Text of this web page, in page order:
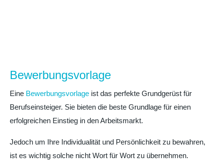
Bewerbungsvorlage
Eine Bewerbungsvorlage ist das perfekte Grundgerüst für
Berufseinsteiger. Sie bieten die beste Grundlage für einen
erfolgreichen Einstieg in den Arbeitsmarkt.
Jedoch um Ihre Individualität und Persönlichkeit zu bewahren,
ist es wichtig solche nicht Wort für Wort zu übernehmen.